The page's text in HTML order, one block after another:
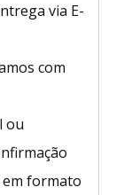
via E-
com
ou
formato